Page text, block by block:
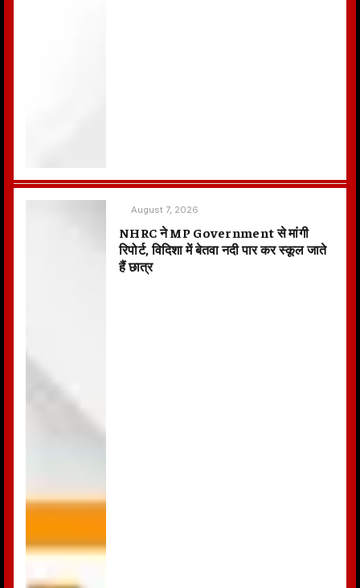
August 7, 2026
NHRC ने MP Government से मांगी
रिपोर्ट, विदिशा में बेतवा नदी पार कर स्कूल जाते
हैं छात्र